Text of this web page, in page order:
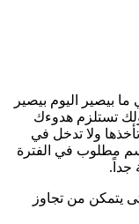
بيصير اليوم بيصير
تستلزم هدوءك
ولا تدخل في
مطلوب في الفترة
جداً.
يتمكن من تجاوز